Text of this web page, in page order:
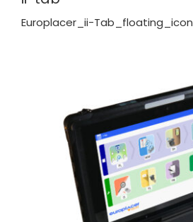
Europlacer_ii-Tab_floating_icon